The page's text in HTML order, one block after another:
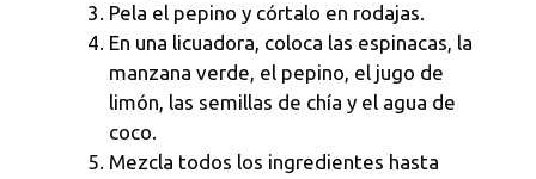
Pela el pepino y córtalo en rodajas.
En una licuadora, coloca las espinacas, la
manzana verde, el pepino, el jugo de
limón, las semillas de chía y el agua de
coco.
Mezcla todos los ingredientes hasta